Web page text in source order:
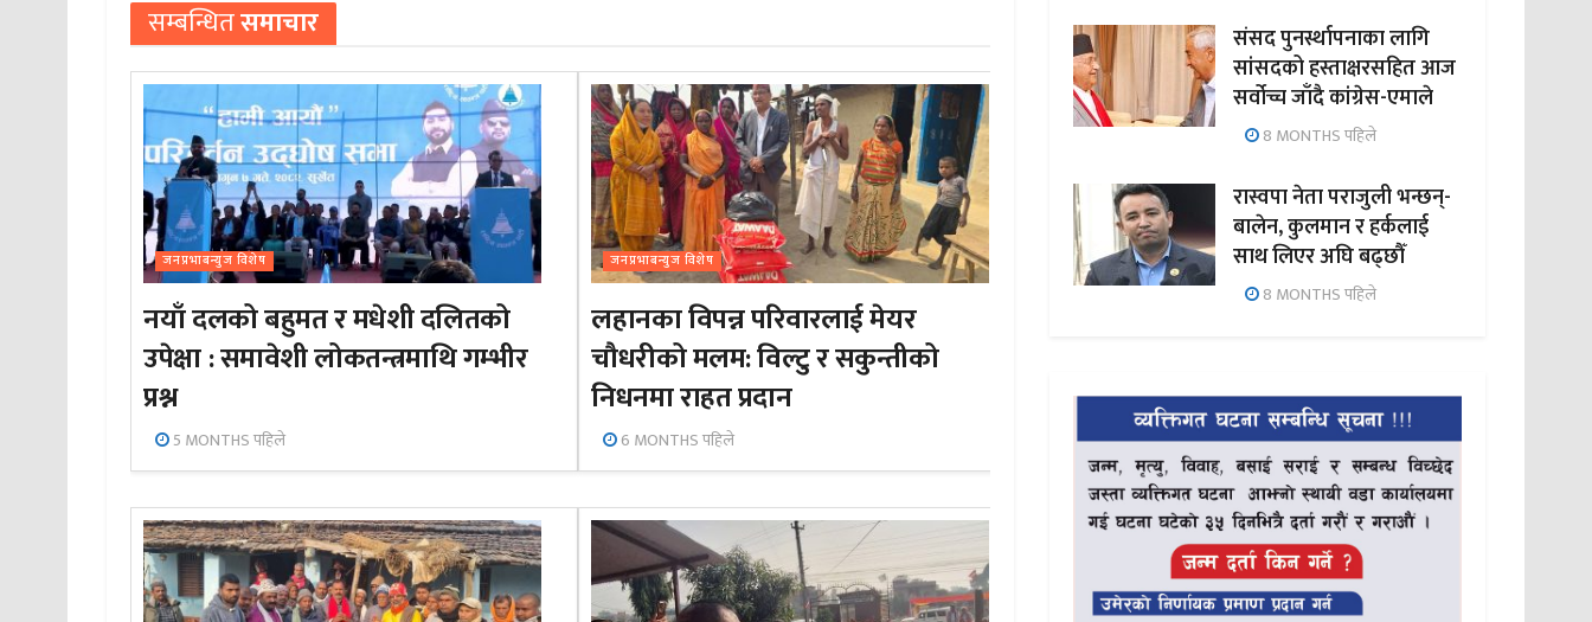
सम्बन्धितसमाचार
जनप्रभाबन्युज विशेष
नयाँ दलको बहुमत र मधेशी दलितको
उपेक्षा : समावेशी लोकतन्त्रमाथि गम्भीर
प्रश्न
5 MONTHS पहिले
जनप्रभाबन्युज विशेष
लहानका विपन्न परिवारलाई मेयर
चौधरीको मलम: विल्टु र सकुन्तीको
निधनमा राहत प्रदान
6 MONTHS पहिले
संसद पुनर्स्थापनाका लागि
सांसदको हस्ताक्षरसहित आज
सर्वोच्च जाँदै कांग्रेस-एमाले
8 MONTHS पहिले
रास्वपा नेता पराजुली भन्छन्-
बालेन, कुलमान र हर्कलाई
साथ लिएर अघि बढ्छौँ
8 MONTHS पहिले